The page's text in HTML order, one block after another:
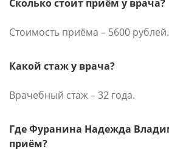
Сколько стоит приём у врача?
Стоимость приёма – 5600 рублей.
Какой стаж у врача?
Врачебный стаж – 32 года.
Где Фуранина Надежда
приём?